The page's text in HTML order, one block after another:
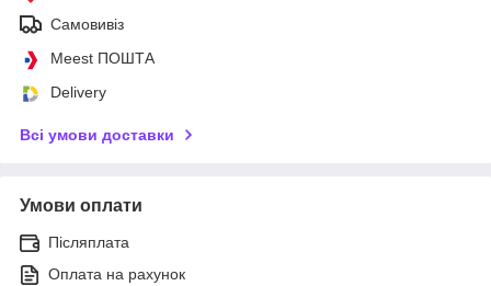
Самовивіз
Meest ПОШТА
Delivery
Всі умови доставки
Умови оплати
Післяплата
Оплата на рахунок